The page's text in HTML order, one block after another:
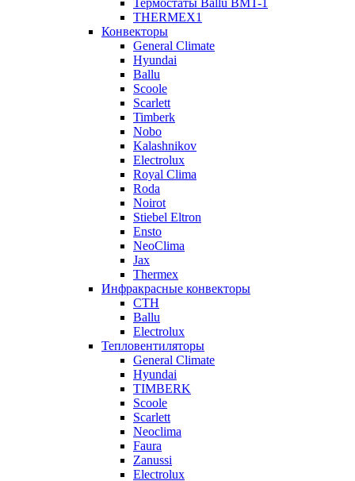
Термостаты Ballu BMT-1
THERMEX1
Конвекторы
General Climate
Hyundai
Ballu
Scoole
Scarlett
Timberk
Nobo
Kalashnikov
Electrolux
Royal Clima
Roda
Noirot
Stiebel Eltron
Ensto
NeoClima
Jax
Thermex
Инфракрасные конвекторы
CTH
Ballu
Electrolux
Тепловентиляторы
General Climate
Hyundai
TIMBERK
Scoole
Scarlett
Neoclima
Faura
Zanussi
Electrolux